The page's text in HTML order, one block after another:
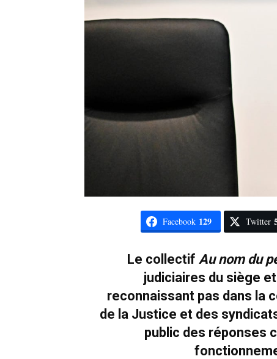
Facebook 129 Twitter
Le collectif Au nom du
judiciaires du siège
reconnaissant pas dans la
de la Justice et des
public des réponses